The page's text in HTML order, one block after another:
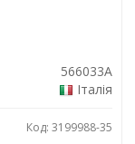
566033A
Італія
Код: 3199988-35